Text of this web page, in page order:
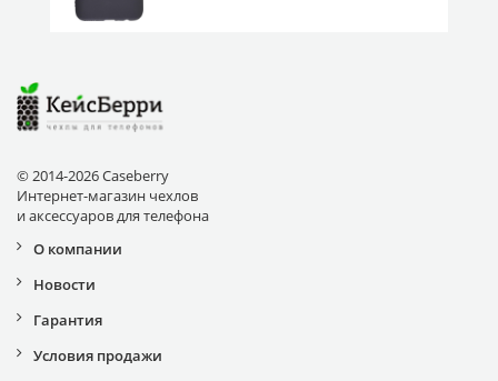
© 2014-2026 Caseberry
Интернет-магазин чехлов
и аксессуаров для телефона
О компании
Новости
Гарантия
Условия продажи